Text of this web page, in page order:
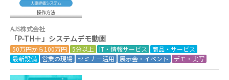
AJS株式会社
「P-TH＋」システムデモ動画
50万円から100万円 5分以上 IT・情報サービス
商品・サービス
最新設備
営業の現場 セミナー活用 展示会・イベント デモ・実写